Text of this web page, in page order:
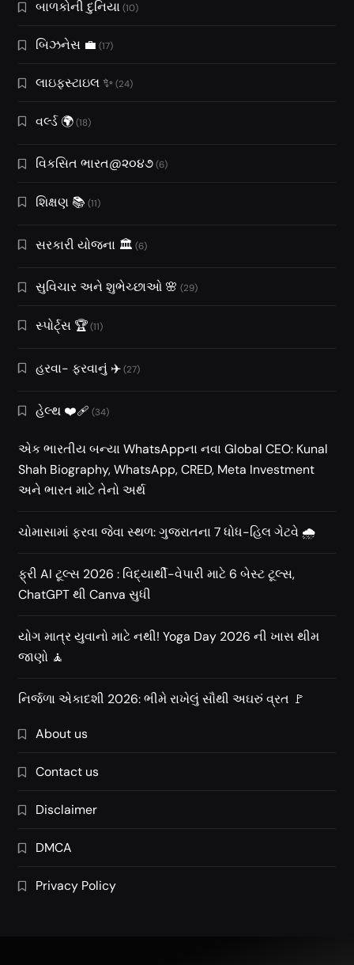
બાળકોની દુનિયા(10)
બિઝનેસ 💼 (17)
લાઇફસ્ટાઇલ ✨ (24)
વર્લ્ડ 🌍(18)
વિકસિત ભારત@૨૦૪૭(6)
શિક્ષણ 📚 (11)
સરકારી યોજના 🏛️ (6)
સુવિચાર અને શુભેચ્છાઓ 🌸 (29)
સ્પોર્ટ્સ 🏆(11)
હરવા- ફરવાનું ✈️(27)
હેલ્થ ❤️‍🩹 (34)
એક ભારતીય બન્યા WhatsAppના નવા Global CEO: Kunal
Shah Biography, WhatsApp, CRED, Meta Investment
અને ભારત માટે તેનો અર્થ
ચોમાસામાં ફરવા જેવા સ્થળ: ગુજરાતના 7 ધોધ-હિલ ગેટવે 🌧️
ફ્રી AI ટૂલ્સ 2026 : વિદ્યાર્થી-વેપારી માટે 6 બેસ્ટ ટૂલ્સ,
ChatGPT થી Canva સુધી
યોગ માત્ર યુવાનો માટે નથી! Yoga Day 2026 ની ખાસ થીમ
જાણો 🧘
નિર્જળા એકાદશી 2026: ભીમે રાખેલું સૌથી અઘરું વ્રત 🚩
About us
Contact us
Disclaimer
DMCA
Privacy Policy